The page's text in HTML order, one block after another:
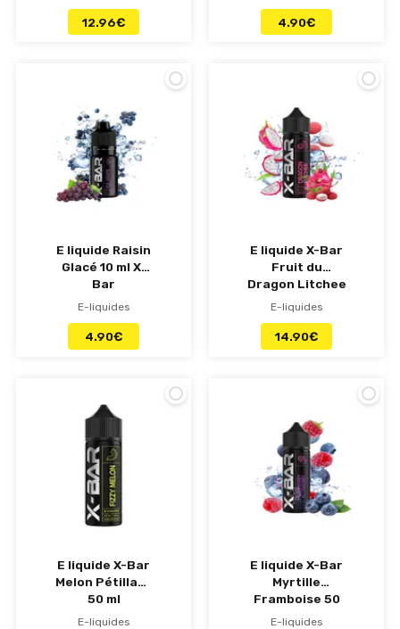
12.96€ 4.90€
E liquide Raisin
Glacé 10 ml X-
Bar
E-liquides
4.90€
E liquide X-Bar
Fruit du
Dragon Litchee
50 ml
E-liquides
14.90€
E liquide X-Bar
Melon Pétillant
50 ml
E-liquides
E liquide X-Bar
Myrtille
Framboise 50
ml
E-liquides